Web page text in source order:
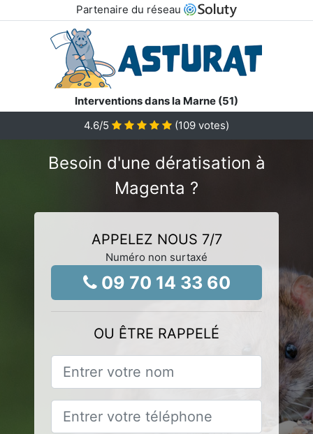
Partenaire du réseau
Interventions dans la Marne (51)
4.6/5 (109 votes)
Besoin d'une dératisation à
Magenta ?
APPELEZ NOUS 7/7
Numéro non surtaxé
09 70 14 33 60
OU ÊTRE RAPPELÉ